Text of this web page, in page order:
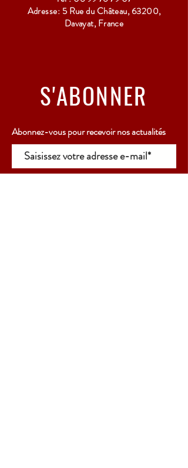
Adresse: 5 Rue du Château, 63200,
Davayat, France
S'ABONNER
Abonnez-vous pour recevoir nos actualités